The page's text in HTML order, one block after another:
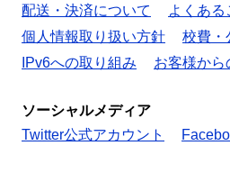
配送・決済について
よくある
個人情報取り扱い方針
校費・
IPv6への取り組み
お客様から
ソーシャルメディア
Twitter公式アカウント